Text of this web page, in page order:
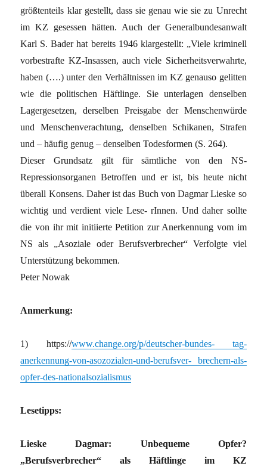
größtenteils klar gestellt, dass sie genau wie sie zu Unrecht
im KZ gesessen hätten. Auch der Generalbundesanwalt
Karl S. Bader hat bereits 1946 klargestellt: „Viele kriminell
vorbestrafte KZ-Insassen, auch viele Sicherheitsverwahrte,
haben (….) unter den Verhältnissen im KZ genauso gelitten
wie die politischen Häftlinge. Sie unterlagen denselben
Lagergesetzen, derselben Preisgabe der Menschenwürde
und Menschenverachtung, denselben Schikanen, Strafen
und – häufig genug – denselben Todesformen (S. 264).
Dieser Grundsatz gilt für sämtliche von den NS-
Repressionsorganen Betroffen und er ist, bis heute nicht
überall Konsens. Daher ist das Buch von Dagmar Lieske so
wichtig und verdient viele Lese- rInnen. Und daher sollte
die von ihr mit initiierte Petition zur Anerkennung vom im
NS als „Asoziale oder Berufsverbrecher“ Verfolgte viel
Unterstützung bekommen.
Peter Nowak
Anmerkung:
1) https://www.change.org/p/deutscher-bundes- tag-
anerkennung-von-asozozialen-und-berufsver- brechern-als-
opfer-des-nationalsozialismus
Lesetipps:
Lieske Dagmar: Unbequeme Opfer?
„Berufsverbrecher“ als Häftlinge im KZ